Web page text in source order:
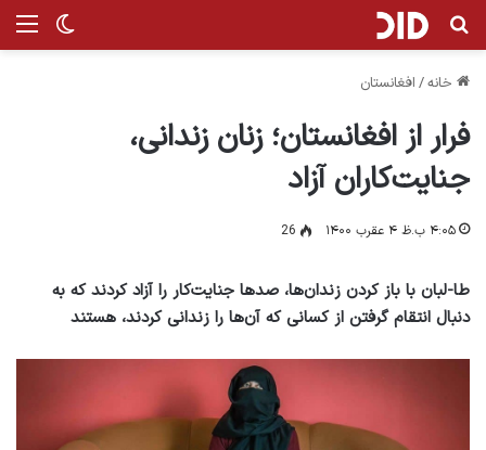
تغییر جستجو برای
خانه/ افغانستان
فرار از افغانستان؛ زنان زندانی،
جنایت‌کاران آزاد
۴:۰۵ ب.ظ ۴ عقرب ۱۴۰۰ 26
طا-لبان با باز کردن زندان‌ها، صدها جنایت‌کار را آزاد کردند که به
دنبال انتقام گرفتن از کسانی که آن‌ها را زندانی کردند، هستند